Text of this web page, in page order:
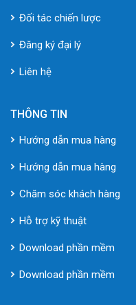
Đối tác chiến lược
Đăng ký đại lý
Liên hệ
THÔNG TIN
Hướng dẫn mua hàng
Hướng dẫn mua hàng
Chăm sóc khách hàng
Hỗ trợ kỹ thuật
Download phần mềm
Download phần mềm